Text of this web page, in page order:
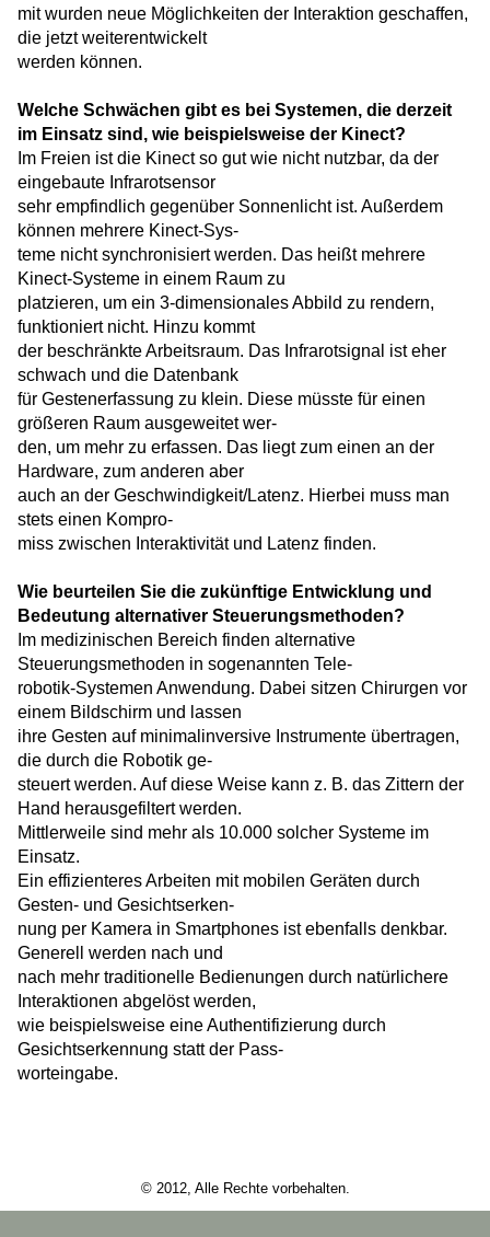
mit wurden neue Möglichkeiten der Interaktion geschaffen,
die jetzt weiterentwickelt
werden können.
Welche Schwächen gibt es bei Systemen, die derzeit
im Einsatz sind, wie beispielsweise der Kinect?
Im Freien ist die Kinect so gut wie nicht nutzbar, da der
eingebaute Infrarotsensor
sehr empfindlich gegenüber Sonnenlicht ist. Außerdem
können mehrere Kinect-Sys-
teme nicht synchronisiert werden. Das heißt mehrere
Kinect-Systeme in einem Raum zu
platzieren, um ein 3-dimensionales Abbild zu rendern,
funktioniert nicht. Hinzu kommt
der beschränkte Arbeitsraum. Das Infrarotsignal ist eher
schwach und die Datenbank
für Gestenerfassung zu klein. Diese müsste für einen
größeren Raum ausgeweitet wer-
den, um mehr zu erfassen. Das liegt zum einen an der
Hardware, zum anderen aber
auch an der Geschwindigkeit/Latenz. Hierbei muss man
stets einen Kompro-
miss zwischen Interaktivität und Latenz finden.
Wie beurteilen Sie die zukünftige Entwicklung und
Bedeutung alternativer Steuerungsmethoden?
Im medizinischen Bereich finden alternative
Steuerungsmethoden in sogenannten Tele-
robotik-Systemen Anwendung. Dabei sitzen Chirurgen vor
einem Bildschirm und lassen
ihre Gesten auf minimalinversive Instrumente übertragen,
die durch die Robotik ge-
steuert werden. Auf diese Weise kann z. B. das Zittern der
Hand herausgefiltert werden.
Mittlerweile sind mehr als 10.000 solcher Systeme im
Einsatz.
Ein effizienteres Arbeiten mit mobilen Geräten durch
Gesten- und Gesichtserken-
nung per Kamera in Smartphones ist ebenfalls denkbar.
Generell werden nach und
nach mehr traditionelle Bedienungen durch natürlichere
Interaktionen abgelöst werden,
wie beispielsweise eine Authentifizierung durch
Gesichtserkennung statt der Pass-
worteingabe.
© 2012, Alle Rechte vorbehalten.